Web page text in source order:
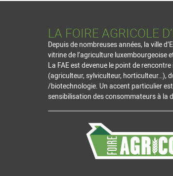
LA FOIRE AGRICOLE
Depuis de nombreuses années, la ville
vitrine de l’agriculture luxembourgeoise
La FAE est devenue le point de
(agriculteur, sylviculteur, horticulteur…),
/biotechnologie. Un accent particulier
sensibilisation des consommateurs à la